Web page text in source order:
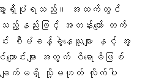
စွာရှိပုံရသည်။ အထက်တွင်
နည်းဖြင့် အတန်းကျော် တက်
စီမံခန့်ခွဲနေသူများ နှင့် အွ
ကျောင်းများ အတွက် ဝိရောဓိဖြစ်
ချက်မရှိ သို့မဟုတ် လိုက်ပါ